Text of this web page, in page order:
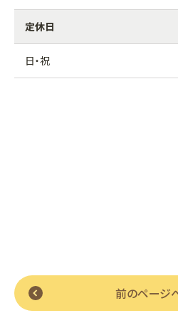
定休日
日・祝
前のページ